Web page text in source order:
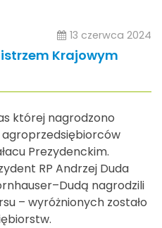
13 czerwca 2024
Krajowym
której nagrodzono
Prezydenckim.
RP Andrzej Duda
nagrodzili
– wyróżnionych zostało